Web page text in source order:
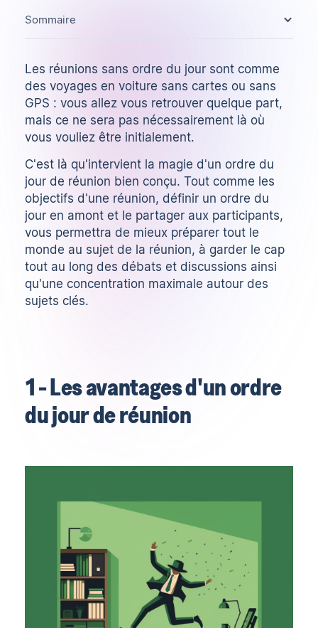
Les réunions sans ordre du jour sont comme
des voyages en voiture sans cartes ou sans
GPS : vous allez vous retrouver quelque part,
mais ce ne sera pas nécessairement là où
vous vouliez être initialement.
C'est là qu'intervient la magie d'un ordre du
jour de réunion bien conçu. Tout comme les
objectifs d'une réunion, définir un ordre du
jour en amont et le partager aux participants,
vous permettra de mieux préparer tout le
monde au sujet de la réunion, à garder le cap
tout au long des débats et discussions ainsi
qu'une concentration maximale autour des
sujets clés.
1 - Les avantages d'un ordre
du jour de réunion
Sommaire